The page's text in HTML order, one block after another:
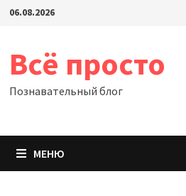
Перейти
06.08.2026
Всё просто
Познавательный блог
МЕНЮ